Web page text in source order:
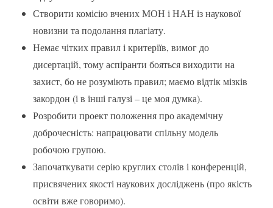
Створити комісію вчених МОН і НАН із наукової
новизни та подолання плагіату.
Немає чітких правил і критеріїв, вимог до
дисертацій, тому аспіранти бояться виходити на
захист, бо не розуміють правил; маємо відтік мізків
закордон (і в інші галузі – це моя думка).
Розробити проект положення про академічну
доброчесність: напрацювати спільну модель
робочою групою.
Започаткувати серію круглих столів і конференцій,
присвячених якості наукових досліджень (про якість
освіти вже говоримо).